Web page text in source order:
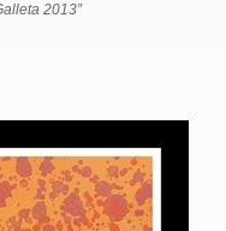
2013”